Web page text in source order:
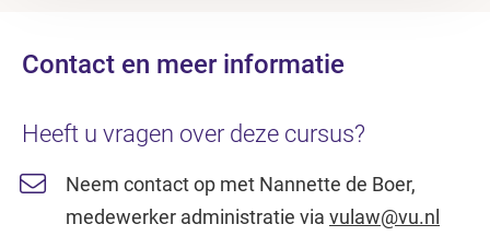
Contact en meer informatie
Heeft u vragen over deze cursus?
Neem contact op met Nannette de Boer,
medewerker administratie via vulaw@vu.nl